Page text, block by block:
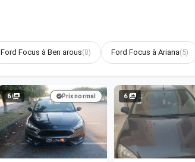
Ford Focus à Ben arous(8) Ford Focus à Ariana(5)
6 Prix normal 6